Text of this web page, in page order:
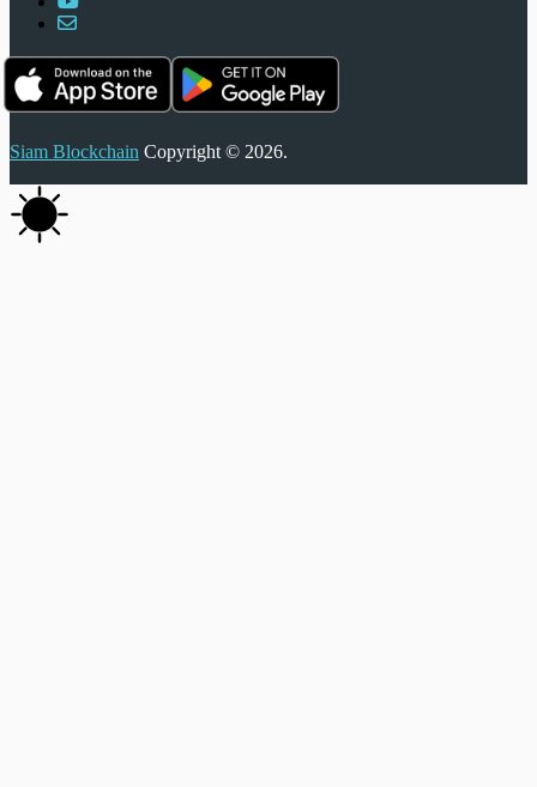
Siam Blockchain Copyright © 2026.